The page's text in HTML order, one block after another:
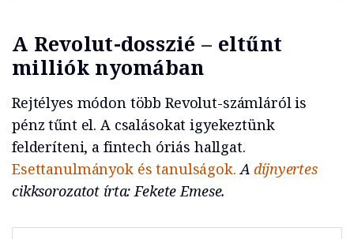
A Revolut-dosszié – eltűnt
milliók nyomában
Rejtélyes módon több Revolut-számláról is
pénz tűnt el. A csalásokat igyekeztünk
felderíteni, a fintech óriás hallgat.
Esettanulmányok és tanulságok. Adíjnyertes
cikksorozatot írta: Fekete Emese.